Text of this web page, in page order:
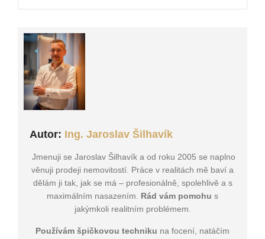
Autor: Ing. Jaroslav Šilhavík
Jmenuji se Jaroslav Šilhavík a od roku 2005 se naplno
věnuji prodeji nemovitostí. Práce v realitách mě baví a
dělám ji tak, jak se má – profesionálně, spolehlivě a s
maximálním nasazením. Rád vám pomohu s
jakýmkoli realitním problémem.
Používám špičkovou techniku na focení, natáčím